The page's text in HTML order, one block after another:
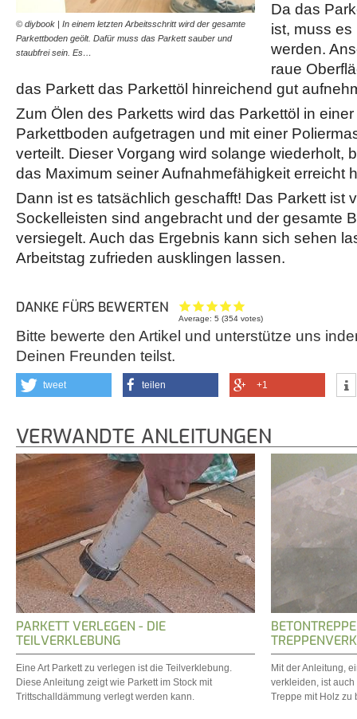
© diybook | In einem letzten Arbeitsschritt wird der gesamte
Parkettboden geölt. Dafür muss das Parkett sauber und
staubfrei sein. Es…
© diybook | Der
der Parkettboden das
erreicht hat.
Da das
ist, muss
werden.
raue
das Parkett das Parkettöl hinreichend gut
Zum Ölen des Parketts wird das Parkettöl in
Parkettboden aufgetragen und mit einer
verteilt. Dieser Vorgang wird solange wiederholt,
das Maximum seiner Aufnahmefähigkeit erreicht
Dann ist es tatsächlich geschafft! Das Parkett ist
Sockelleisten sind angebracht und der gesamte
versiegelt. Auch das Ergebnis kann sich sehen
Arbeitstag zufrieden ausklingen lassen.
DANKE FÜRS BEWERTEN
Average:5 (354 votes)
Bitte bewerte den Artikel und unterstütze uns
Deinen Freunden teilst.
tweet teilen +1
VERWANDTE ANLEITUNGEN
PARKETT VERLEGEN - DIE
TEILVERKLEBUNG
Eine Art Parkett zu verlegen ist die Teilverklebung.
Diese Anleitung zeigt wie Parkett im Stock mit
Trittschalldämmung verlegt werden kann.
Mit der Anleitung,
verkleiden, ist
Treppe mit Holz zu